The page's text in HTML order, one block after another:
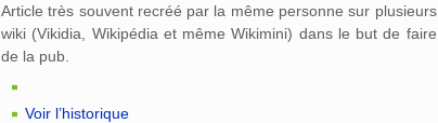
Article très souvent recréé par la même personne sur plusieurs
wiki (Vikidia, Wikipédia et même Wikimini) dans le but de faire
de la pub.
Voir l’historique